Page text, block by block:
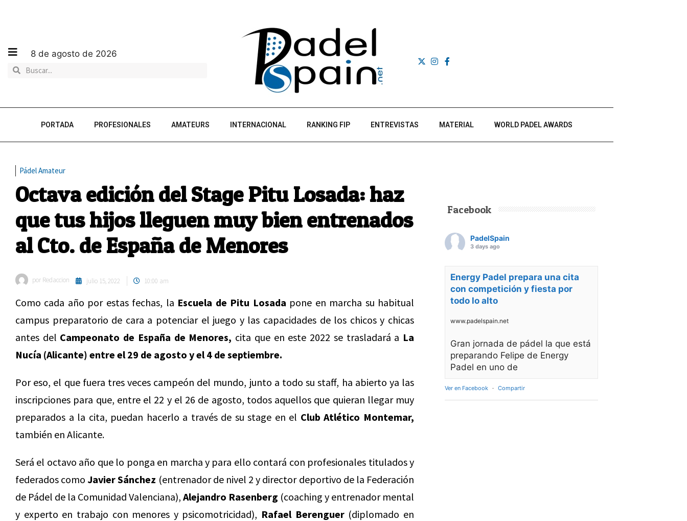
8 de agosto de 2026
PORTADA PROFESIONALES AMATEURS INTERNACIONAL RANKING FIP ENTREVISTAS MATERIAL WORLD PADEL AWARDS
Pádel Amateur
Octava edición del Stage Pitu Losada: haz
que tus hijos lleguen muy bien entrenados
al Cto. de España de Menores
por Redaccion julio 15, 2022 10:00 am
Como cada año por estas fechas, la Escuela de Pitu Losada pone en marcha su habitual
campus preparatorio de cara a potenciar el juego y las capacidades de los chicos y chicas
antes del Campeonato de España de Menores, cita que en este 2022 se trasladará a La
Nucía (Alicante) entre el 29 de agosto y el 4 de septiembre.
Por eso, el que fuera tres veces campeón del mundo, junto a todo su staff, ha abierto ya las
inscripciones para que, entre el 22 y el 26 de agosto, todos aquellos que quieran llegar muy
preparados a la cita, puedan hacerlo a través de su stage en el Club Atlético Montemar,
también en Alicante.
Será el octavo año que lo ponga en marcha y para ello contará con profesionales titulados y
federados comoJavier Sánchez (entrenador de nivel 2 y director deportivo de la Federación
de Pádel de la Comunidad Valenciana), Alejandro Rasenberg (coaching y entrenador mental
y experto en trabajo con menores y psicomotricidad), Rafael Berenguer(diplomado en
Facebook
PadelSpain
3 days ago
Energy Padel prepara una cita
con competición y fiesta por
todo lo alto
www.padelspain.net
Gran jornada de pádel la que está
preparando Felipe de Energy
Padel en uno de
Ver en Facebook · Compartir